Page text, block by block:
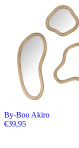
By-Boo Akiro
€39,95